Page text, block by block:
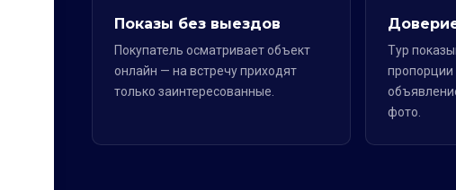
Показы без выездов
Покупатель осматривает объект
онлайн — на встречу приходят
только заинтересованные.
Тур
пропорции
фото.